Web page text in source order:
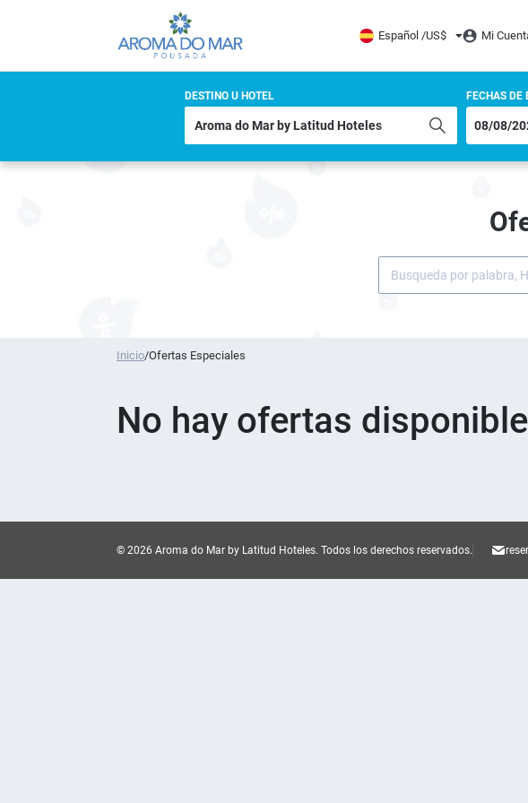
Español /US$ Mi
DESTINO U HOTEL FECHAS DE
Inicio/Ofertas Especiales
No hay ofertas
© 2026 Aroma do Mar by Latitud Hoteles. Todos los derechos reservados.